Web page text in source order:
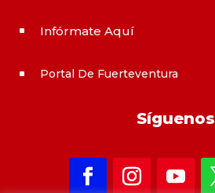
^ Infórmate Aquí
^ Portal De Fuerteventura
Síguenos